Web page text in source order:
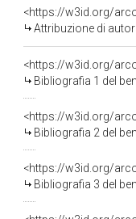
<https://w3id.org/
Attribuzione di
<https://w3id.org/
Bibliografia 1 del
<https://w3id.org/
Bibliografia 2 del
<https://w3id.org/
Bibliografia 3 del